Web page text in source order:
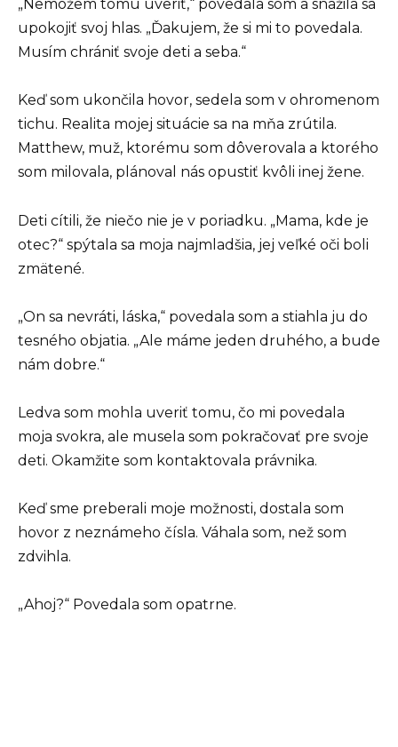
„Nemôžem tomu uveriť,“ povedala som a snažila sa
upokojiť svoj hlas. „Ďakujem, že si mi to povedala.
Musím chrániť svoje deti a seba.“
Keď som ukončila hovor, sedela som v ohromenom
tichu. Realita mojej situácie sa na mňa zrútila.
Matthew, muž, ktorému som dôverovala a ktorého
som milovala, plánoval nás opustiť kvôli inej žene.
Deti cítili, že niečo nie je v poriadku. „Mama, kde je
otec?“ spýtala sa moja najmladšia, jej veľké oči boli
zmätené.
„On sa nevráti, láska,“ povedala som a stiahla ju do
tesného objatia. „Ale máme jeden druhého, a bude
nám dobre.“
Ledva som mohla uveriť tomu, čo mi povedala
moja svokra, ale musela som pokračovať pre svoje
deti. Okamžite som kontaktovala právnika.
Keď sme preberali moje možnosti, dostala som
hovor z neznámeho čísla. Váhala som, než som
zdvihla.
„Ahoj?“ Povedala som opatrne.